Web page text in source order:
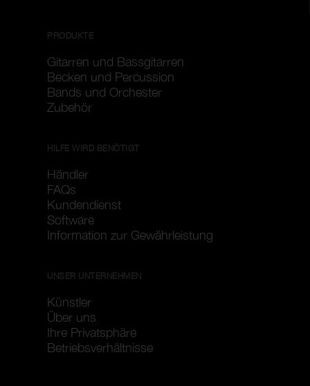
PRODUKTE
Gitarren und Bassgitarren
Becken und Percussion
Bands und Orchester
Zubehör
HILFE WIRD BENÖTIGT
Händler
FAQs
Kundendienst
Software
Information zur Gewährleistung
UNSER UNTERNEHMEN
Künstler
Über uns
Ihre Privatsphäre
Betriebsverhältnisse